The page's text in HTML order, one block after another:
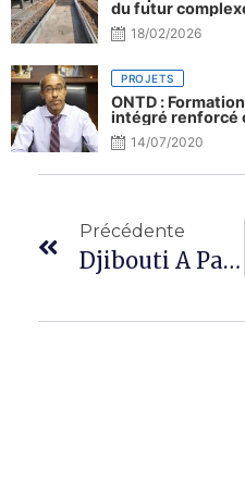
du futur
18/02/2026
PROJETS
ONTD :
intégré renforcé
14/07/2020
Précédente
Djibouti A Participé À La 5ᵉ Édition De La Semaine Du Tourisme De L’Oromia (OTW) À Addis-Abeba